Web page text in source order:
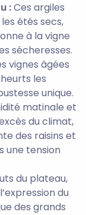
:Ces argiles
étés secs,
à la vigne
sécheresses.
vignes âgées
les
unique.
matinale et
du climat,
des raisins et
une tension
du plateau,
du
des grands